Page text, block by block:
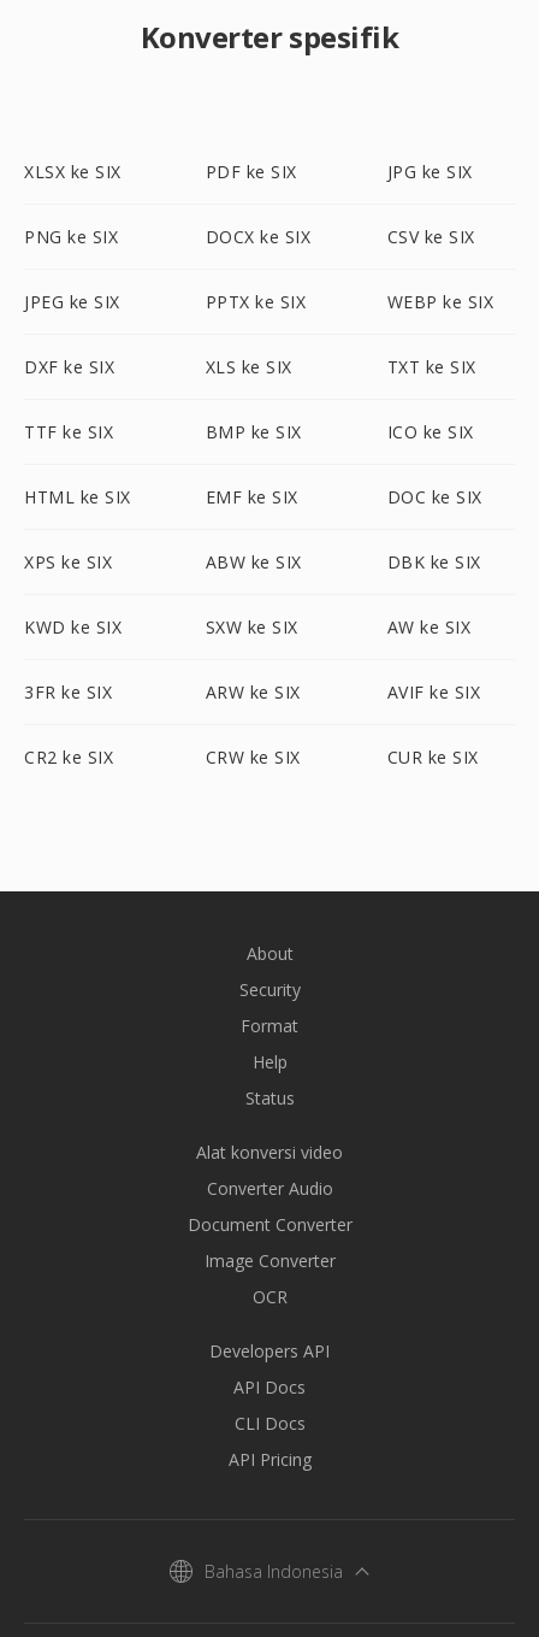
Konverter spesifik
XLSX ke SIX PDF ke SIX JPG ke SIX
PNG ke SIX DOCX ke SIX CSV ke SIX
JPEG ke SIX PPTX ke SIX WEBP ke SIX
DXF ke SIX XLS ke SIX TXT ke SIX
TTF ke SIX BMP ke SIX ICO ke SIX
HTML ke SIX EMF ke SIX DOC ke SIX
XPS ke SIX ABW ke SIX DBK ke SIX
KWD ke SIX SXW ke SIX AW ke SIX
3FR ke SIX ARW ke SIX AVIF ke SIX
CR2 ke SIX CRW ke SIX CUR ke SIX
About
Security
Format
Help
Status
Alat konversi video
Converter Audio
Document Converter
Image Converter
OCR
Developers API
API Docs
CLI Docs
API Pricing
Bahasa Indonesia